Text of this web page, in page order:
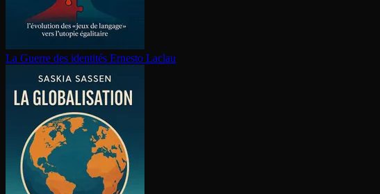
La Guerre des identités Ernesto Laclau